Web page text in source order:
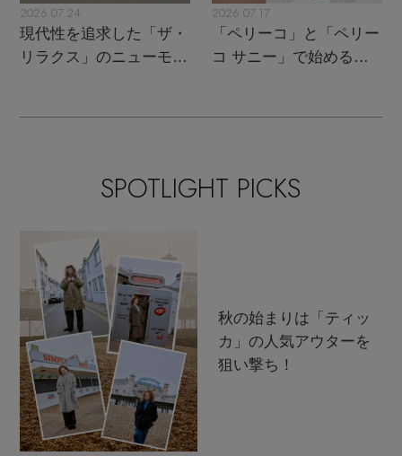
2026.07.24
現代性を追求した「ザ・
リラクス」のニューモダ
2026.07.17
「ペリーコ」と「ペリー
コ サニー」で始める秋
SPOTLIGHT PICKS
秋の始まりは「ティッ
カ」の人気アウターを
狙い撃ち！